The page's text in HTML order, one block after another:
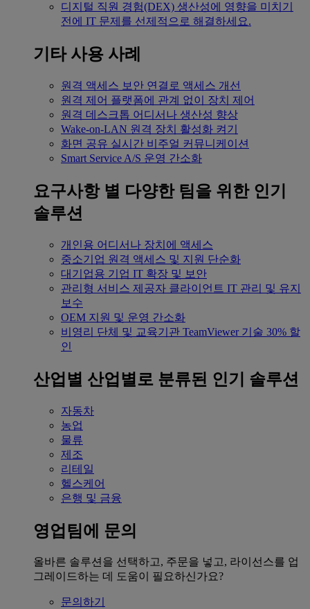
디지털 직원 경험(DEX) 생산성에 영향을 미치기
전에 IT 문제를 선제적으로 해결하세요.
기타 사용 사례
원격 액세스 보안 연결로 액세스 개선
원격 제어 플랫폼에 관계 없이 장치 제어
원격 데스크톱 어디서나 생산성 향상
Wake-on-LAN 원격 장치 활성화 켜기
화면 공유 실시간 비주얼 커뮤니케이션
Smart Service A/S 운영 간소화
요구사항 별 다양한 팀을 위한 인기
솔루션
개인용 어디서나 장치에 액세스
중소기업 원격 액세스 및 지원 단순화
대기업용 기업 IT 확장 및 보안
관리형 서비스 제공자 클라이언트 IT 관리 및 유지
보수
OEM 지원 및 운영 간소화
비영리 단체 및 교육기관 TeamViewer 기술 30% 할
인
산업별 산업별로 분류된 인기 솔루션
자동차
농업
물류
제조
리테일
헬스케어
은행 및 금융
영업팀에 문의
올바른 솔루션을 선택하고, 주문을 넣고, 라이선스를 업
그레이드하는 데 도움이 필요하신가요?
문의하기